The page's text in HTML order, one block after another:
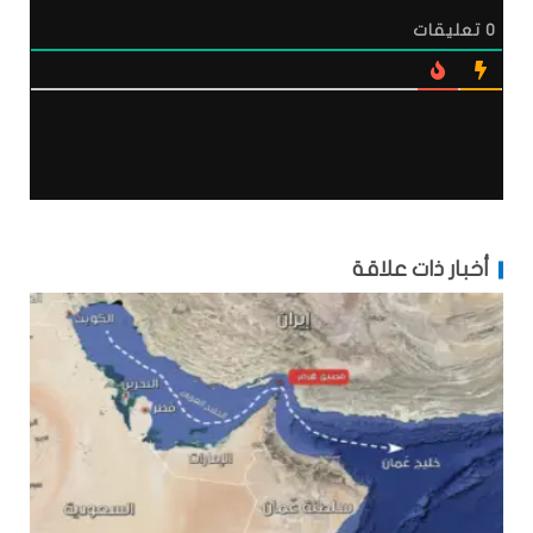
0 تعليقات
أخبار ذات علاقة